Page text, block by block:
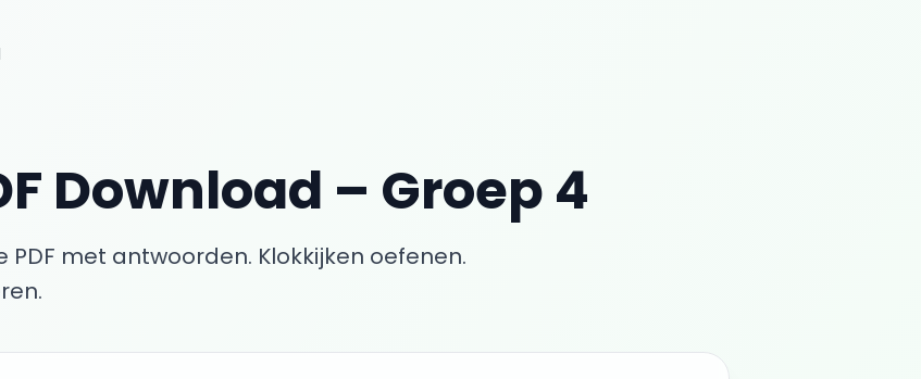
Download – Groep 4
met antwoorden. Klokkijken oefenen.